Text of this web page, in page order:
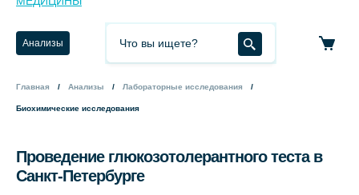
Анализы
Главная Анализы Лабораторные исследования
Биохимические исследования
Проведение глюкозотолерантного теста в
Санкт-Петербурге